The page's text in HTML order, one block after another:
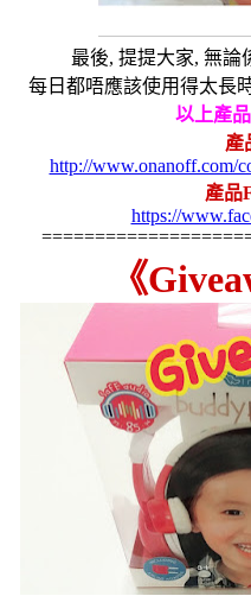
最後, 提提大家, 無論
每日都唔應該使用得太長
以上產
產
http://www.onanoff.com/
產品
https://
《